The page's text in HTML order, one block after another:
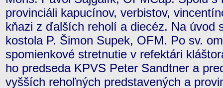
provinciáli kapucínov, verbistov,
kňazi z ďalších reholí a diecéz. Na úvod
kostola P. Šimon Supek, OFM. Po sv.
spomienkové stretnutie v refektári
ho predseda KPVS Peter Sandtner a
vyšších rehoľných predstavených a